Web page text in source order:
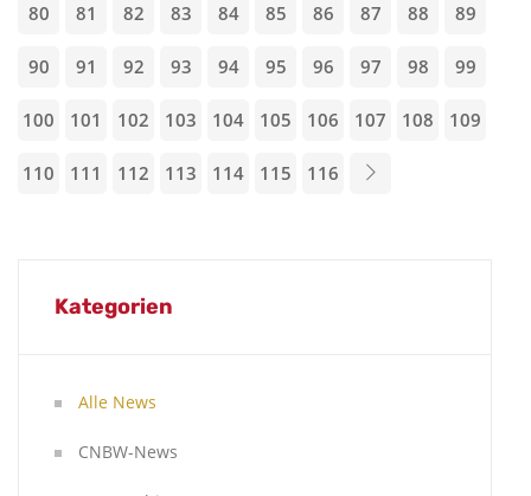
80 81 82 83 84 85 86 87 88 89
90 91 92 93 94 95 96 97 98 99
100 101 102 103 104 105 106 107 108 109
110 111 112 113 114 115 116
Kategorien
Alle News
CNBW-News